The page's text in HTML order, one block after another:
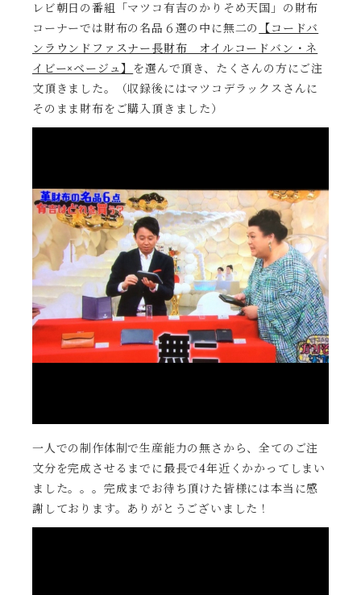
レビ朝日の番組「マツコ有吉のかりそめ天国」の財布
コーナーでは財布の名品６選の中に無二の
【コードバ
ンラウンドファスナー長財布 オイルコードバン・ネ
イビー×ベージュ】 を選んで頂き、たくさんの方にご注
文頂きました。（収録後にはマツコデラックスさんに
そのまま財布をご購入頂きました）
一人での制作体制で生産能力の無さから、全てのご注
文分を完成させるまでに最長で4年近くかかってしまい
ました。。。完成までお待ち頂けた皆様には本当に感
謝しております。ありがとうございました！